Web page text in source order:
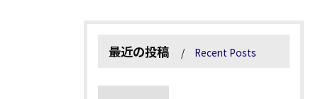
最近の投稿 Recent Posts